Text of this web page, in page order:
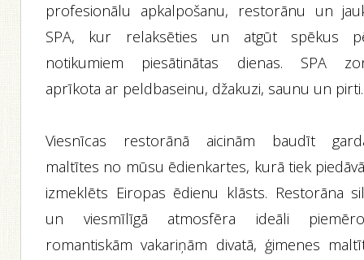
profesionālu apkalpošanu, restorānu un
SPA, kur relaksēties un atgūt spēkus
notikumiem piesātinātas dienas. SPA
aprīkota ar peldbaseinu, džakuzi, saunu un pirti.
Viesnīcas restorānā aicinām baudīt
maltītes no mūsu ēdienkartes, kurā tiek
izmeklēts Eiropas ēdienu klāsts. Restorāna
un viesmīlīgā atmosfēra ideāli
romantiskām vakariņām divatā, ģimenes